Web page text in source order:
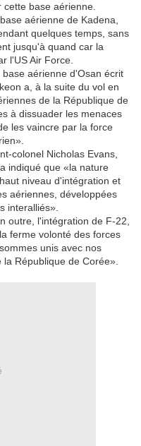
base aérienne.
aérienne de Kadena,
quelques temps, sans
jusqu'à quand car la
l'US Air Force.
aérienne d'Osan écrit
a, à la suite du vol en
de la République de
à dissuader les menaces
les vaincre par la force
colonel Nicholas Evans,
indiqué que «la nature
niveau d'intégration et
aériennes, développées
interalliés».
outre, l'intégration de F-22,
ferme volonté des forces
unis avec nos
République de Corée».